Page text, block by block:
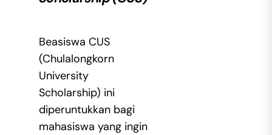
Beasiswa CUS
(Chulalongkorn
University
Scholarship) ini
diperuntukkan bagi
mahasiswa yang ingin